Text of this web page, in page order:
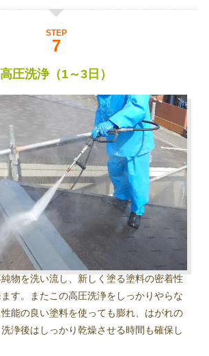
STEP
高圧洗浄（1～3日）
物を洗い流し、新しく塗る塗料の密着性
す。またこの高圧洗浄をしっかりやらな
能の良い塗料を使っても膨れ、はがれの
浄後はしっかり乾燥させる時間も確保し